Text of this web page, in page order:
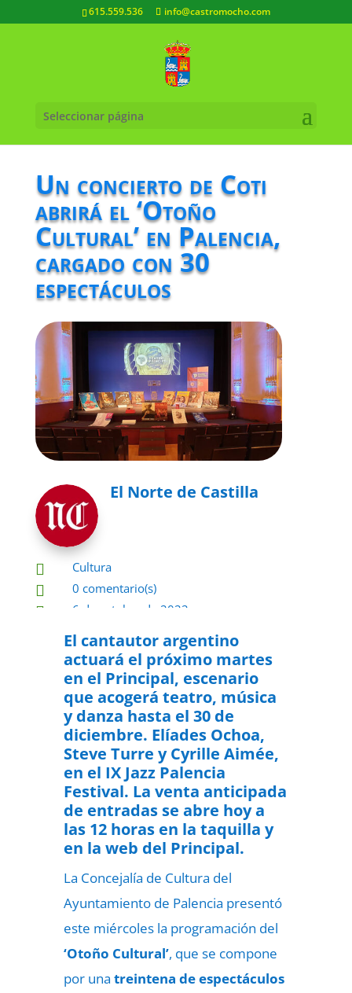
615.559.536 info@castromocho.com
Seleccionar página
Un concierto de Coti
abrirá el ‘Otoño
Cultural’ en Palencia,
cargado con 30
espectáculos
El Norte de Castilla
 Cultura
 0 comentario(s)
 6 de octubre de 2022
El cantautor argentino
actuará el próximo martes
en el Principal, escenario
que acogerá teatro, música
y danza hasta el 30 de
diciembre. Elíades Ochoa,
Steve Turre y Cyrille Aimée,
en el IX Jazz Palencia
Festival. La venta anticipada
de entradas se abre hoy a
las 12 horas en la taquilla y
en la web del Principal.
La Concejalía de Cultura del
Ayuntamiento de Palencia presentó
este miércoles la programación del
‘Otoño Cultural’, que se compone
por una treintena de espectáculos